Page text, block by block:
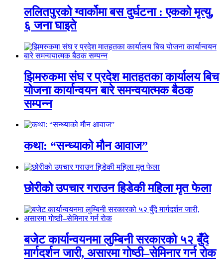
ललितपुरको ग्वार्कोमा बस दुर्घटना : एकको मृत्यु,
६ जना घाइते
झिमरुकमा संघ र प्रदेश मातहतका कार्यालय बिच
योजना कार्यान्वयन बारे समन्वयात्मक बैठक
सम्पन्न
कथा: “सन्ध्याको मौन आवाज”
छोरीको उपचार गराउन हिडेकी महिला मृत फेला
बजेट कार्यान्वयनमा लुम्बिनी सरकारको ५२ बुँदे
मार्गदर्शन जारी, असारमा गोष्ठी–सेमिनार गर्न रोक